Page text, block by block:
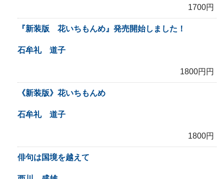
1700円
『新装版 花いちもんめ』発売開始しました！
石牟礼 道子
1800円円
《新装版》花いちもんめ
石牟礼 道子
1800円
俳句は国境を越えて